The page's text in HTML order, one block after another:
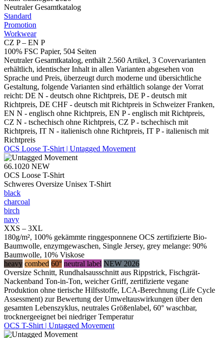
Neutraler Gesamtkatalog
Standard
Promotion
Workwear
CZ P – EN P
100% FSC Papier, 504 Seiten
Neutraler Gesamtkatalog, enthält 2.560 Artikel, 3 Covervarianten
erhältlich, identischer Inhalt in allen Varianten abgesehen von
Sprache und Preis, überzeugt durch moderne und übersichtliche
Gestaltung, folgende Varianten sind erhältlich solange der Vorrat
reicht: DE N - deutsch ohne Richtpreis, DE P - deutsch mit
Richtpreis, DE CHF - deutsch mit Richtpreis in Schweizer Franken,
EN N - englisch ohne Richtpreis, EN P - englisch mit Richtpreis,
CZ N - tschechisch ohne Richtpreis, CZ P - tschechisch mit
Richtpreis, IT N - italienisch ohne Richtpreis, IT P - italienisch mit
Richtpreis
OCS Loose T-Shirt | Untagged Movement
66.1020 NEW
OCS Loose T-Shirt
Schweres Oversize Unisex T-Shirt
black
charcoal
birch
navy
XXS – 3XL
180g/m², 100% gekämmte ringgesponnene OCS zertifizierte Bio-
Baumwolle, enzymgewaschen, Single Jersey, grey melange: 90%
Baumwolle, 10% Viskose
heavy combed 60° neutral label NEW 2026
Oversize Schnitt, Rundhalsausschnitt aus Rippstrick, Fischgrät-
Nackenband Ton-in-Ton, weicher Griff, zertifizierte vegane
Produktion ohne tierische Hilfsstoffe, LCA-Berechnung (Life Cycle
Assessment) zur Bewertung der Umweltauswirkungen über den
gesamten Lebenszyklus, neutrales Größenlabel, 60° waschbar,
trocknergeeignet bei niedriger Temperatur
OCS T-Shirt | Untagged Movement